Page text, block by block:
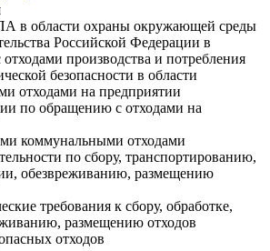
в области охраны окружающей среды
Российской Федерации в
производства и потребления
безопасности в области
отходами на предприятии
по обращению с отходами на
коммунальными отходами
по сбору, транспортированию,
обезвреживанию, размещению
требования к сбору, обработке,
размещению отходов
отходов